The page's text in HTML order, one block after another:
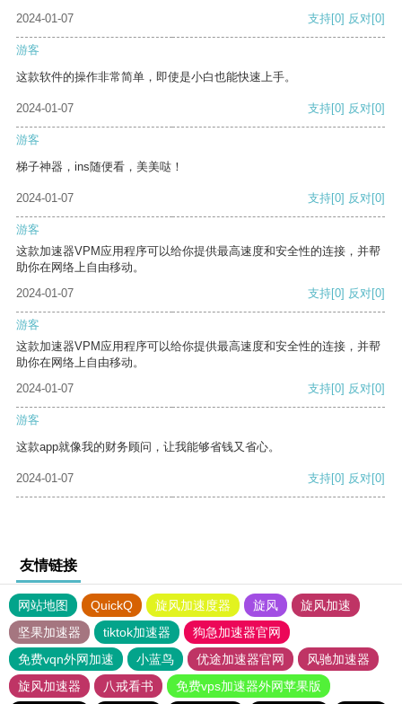
2024-01-07 支持[0] 反对[0]
游客
这款软件的操作非常简单，即使是小白也能快速上手。
2024-01-07 支持[0] 反对[0]
游客
梯子神器，ins随便看，美美哒！
2024-01-07 支持[0] 反对[0]
游客
这款加速器VPM应用程序可以给你提供最高速度和安全性的连接，并帮
助你在网络上自由移动。
2024-01-07
支持[0] 反对[0]
游客
这款加速器VPM应用程序可以给你提供最高速度和安全性的连接，并帮
助你在网络上自由移动。
2024-01-07
支持[0] 反对[0]
游客
这款app就像我的财务顾问，让我能够省钱又省心。
2024-01-07 支持[0] 反对[0]
友情链接
网站地图 QuickQ 旋风加速度器 旋风
旋风加速
坚果加速器
tiktok加速器
狗急加速器官网
免费vqn外网加速
小蓝鸟 优途加速器官网
风驰加速器
旋风加速器
八戒看书 免费vps加速器外网苹果版